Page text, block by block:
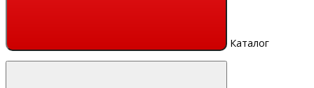
Каталог